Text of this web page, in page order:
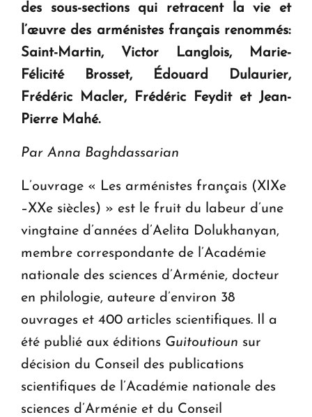
des sous-sections qui retracent la vie et
l’œuvre des arménistes français renommés:
Saint-Martin, Victor Langlois, Marie-
Félicité Brosset, Édouard Dulaurier,
Frédéric Macler, Frédéric Feydit et Jean-
Pierre Mahé.
Par Anna Baghdassarian
L’ouvrage « Les arménistes français (XIXe
–XXe siècles) » est le fruit du labeur d’une
vingtaine d’années d’Aelita Dolukhanyan,
membre correspondante de l’Académie
nationale des sciences d’Arménie, docteur
en philologie, auteure d’environ 38
ouvrages et 400 articles scientifiques. Il a
été publié aux éditions Guitoutioun sur
décision du Conseil des publications
scientifiques de l’Académie nationale des
sciences d’Arménie et du Conseil